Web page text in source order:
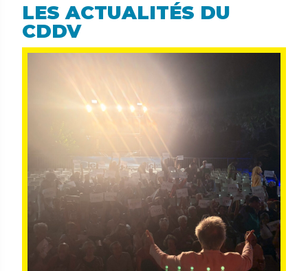
LES ACTUALITÉS DU
CDDV